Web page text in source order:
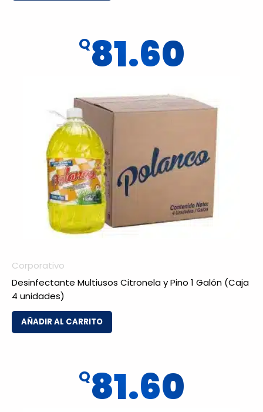
Corporativo
Desinfectante Multiusos Citronela y Pino 1 Galón (Caja
4 unidades)
Q81.60
AÑADIR AL CARRITO
Q81.60